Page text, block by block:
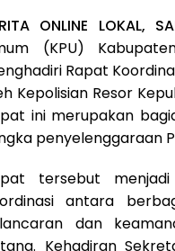
ONLINE LOKAL,
(KPU)
Rapat
Kepolisian Resor
ini merupakan
penyelenggaraan
tersebut
antara
dan
Kehadiran